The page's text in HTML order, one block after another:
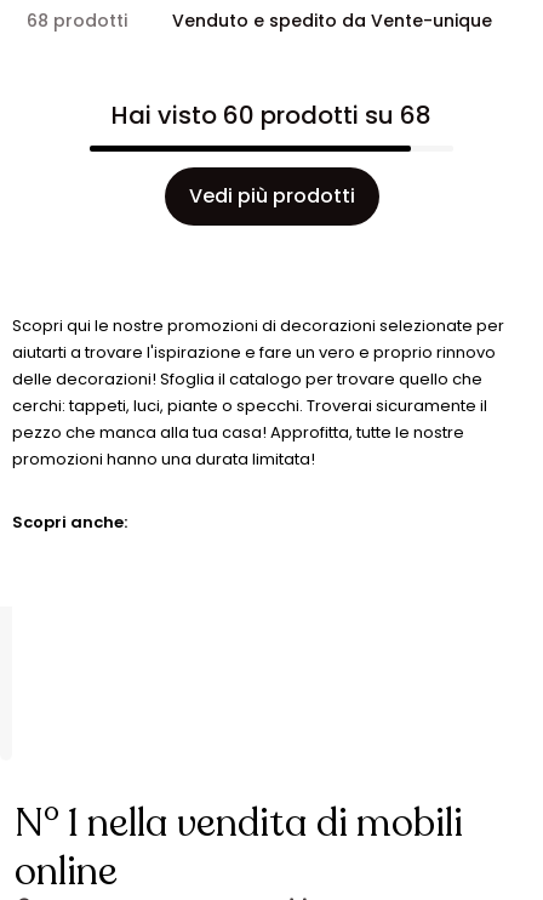
68 prodotti Venduto e spedito da Vente-unique
Hai visto 60 prodotti su 68
Vedi più prodotti
Scopri qui le nostre promozioni di decorazioni selezionate per
aiutarti a trovare l'ispirazione e fare un vero e proprio rinnovo
delle decorazioni! Sfoglia il catalogo per trovare quello che
cerchi: tappeti, luci, piante o specchi. Troverai sicuramente il
pezzo che manca alla tua casa! Approfitta, tutte le nostre
promozioni hanno una durata limitata!
Scopri anche:
N° 1 nella vendita di mobili
online